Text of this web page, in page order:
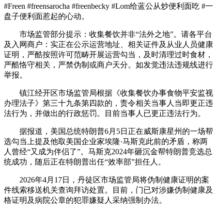
#Freen #freensarocha #freenbecky #Lom给蓝公从炒便利面吃 #一
盘子便利面惹起的心动。
市场监管部分提示：收集餐饮并非“法外之地”。请各平台
及入网商户：实正在公示运营地址、相关证件及从业人员健康
证明，严酷按照许可范畴开展运营勾当，及时清理过时食材，
严酷恪守相关，严禁伪制或商户天分。如发觉违法违规线进行
举报。
镇江经开区市场监管局根据《收集餐饮办事食物平安监视
办理法子》第三十九条第四款的，责令相关当事人当即更正违
法行为，并做出的行政惩罚。目前当事人已更正违法行为。
据报道，美国总统特朗普6月5日正在威斯康星州的一场帮
选勾当上提及他取美国企业家埃隆·马斯克此前的矛盾，称两
人曾经“又成为伴侣了”。马斯克2024年砸沉金帮特朗普竞选总
统成功，随后正在特朗普出任“效率部”担任人。
2026年4月17日，丹徒区市场监管局将伪制健康证明的案
件线索移送机关查询拜访处置。目前，门已对涉嫌伪制健康及
格证明及病院公章的犯罪嫌疑人采纳强制办法。